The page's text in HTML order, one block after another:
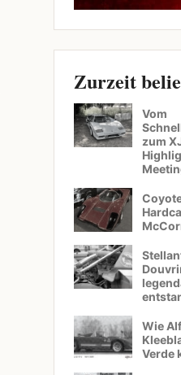
Zurzeit
Vom
zum
Wie
Verde